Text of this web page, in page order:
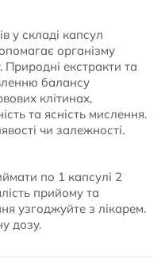
у складі капсул
організму
екстракти та
балансу
клітинах,
та ясність мислення.
чи залежності.
по 1 капсулі 2
прийому та
узгоджуйте з лікарем.
дозу.